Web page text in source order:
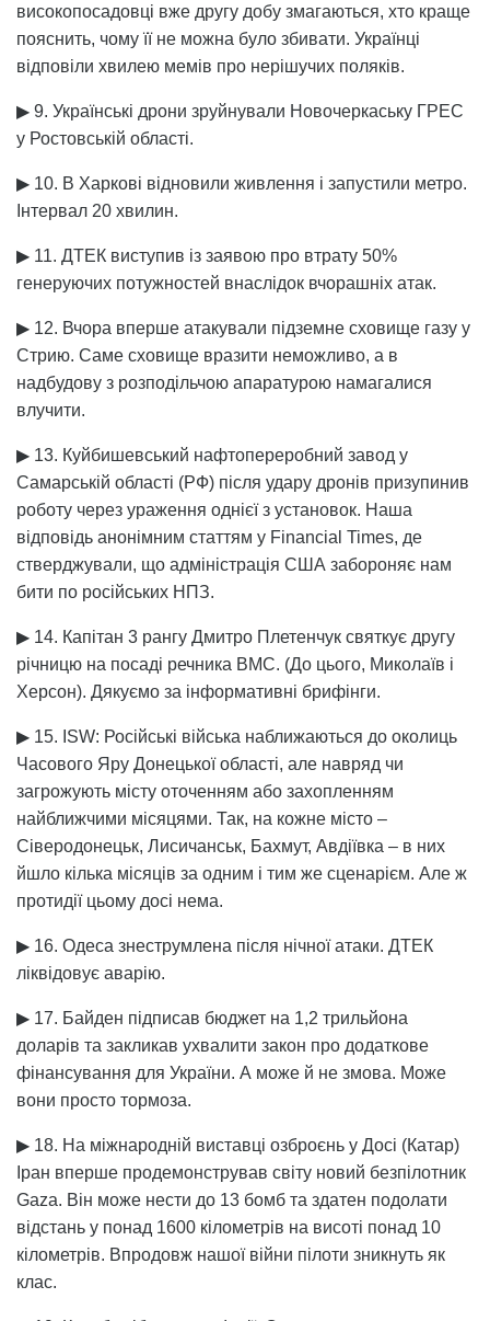
високопосадовці вже другу добу змагаються, хто краще
пояснить, чому її не можна було збивати. Українці
відповіли хвилею мемів про нерішучих поляків.
▶ 9. Українські дрони зруйнували Новочеркаську ГРЕС
у Ростовській області.
▶ 10. В Харкові відновили живлення і запустили метро.
Інтервал 20 хвилин.
▶ 11. ДТЕК виступив із заявою про втрату 50%
генеруючих потужностей внаслідок вчорашніх атак.
▶ 12. Вчора вперше атакували підземне сховище газу у
Стрию. Саме сховище вразити неможливо, а в
надбудову з розподільчою апаратурою намагалися
влучити.
▶ 13. Куйбишевський нафтопереробний завод у
Самарській області (РФ) після удару дронів призупинив
роботу через ураження однієї з установок. Наша
відповідь анонімним статтям у Financial Times, де
стверджували, що адміністрація США забороняє нам
бити по російських НПЗ.
▶ 14. Капітан 3 рангу Дмитро Плетенчук святкує другу
річницю на посаді речника ВМС. (До цього, Миколаїв і
Херсон). Дякуємо за інформативні брифінги.
▶ 15. ISW: Російські війська наближаються до околиць
Часового Яру Донецької області, але навряд чи
загрожують місту оточенням або захопленням
найближчими місяцями. Так, на кожне місто –
Сіверодонецьк, Лисичанськ, Бахмут, Авдіївка – в них
йшло кілька місяців за одним і тим же сценарієм. Але ж
протидії цьому досі нема.
▶ 16. Одеса знеструмлена після нічної атаки. ДТЕК
ліквідовує аварію.
▶ 17. Байден підписав бюджет на 1,2 трильйона
доларів та закликав ухвалити закон про додаткове
фінансування для України. А може й не змова. Може
вони просто тормоза.
▶ 18. На міжнародній виставці озброєнь у Досі (Катар)
Іран вперше продемонстрував світу новий безпілотник
Gaza. Він може нести до 13 бомб та здатен подолати
відстань у понад 1600 кілометрів на висоті понад 10
кілометрів. Впродовж нашої війни пілоти зникнуть як
клас.